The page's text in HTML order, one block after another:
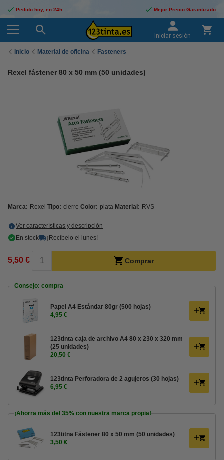
Pedido hoy, en 24h Mejor Precio Garantizado
Iniciar sesión
Inicio Material de oficina Fasteners
Rexel fástener 80 x 50 mm (50 unidades)
Marca: Rexel Tipo: cierre Color: plata Material: RVS
Ver características y descripción
En stock
¡Recíbelo el lunes!
5,50 € Comprar
Consejo: compra
Papel A4 Estándar 80gr (500 hojas)
4,95 €
123tinta caja de archivo A4 80 x 230 x 320 mm
(25 unidades)
20,50 €
123tinta Perforadora de 2 agujeros (30 hojas)
6,95 €
¡Ahorra más del 35% con nuestra marca propia!
123titna Fástener 80 x 50 mm (50 unidades)
3,50 €